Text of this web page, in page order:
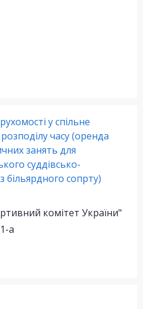
у спільне
часу (оренда
занять для
суддівсько-
більярдного сопрту)
комітет України"
a